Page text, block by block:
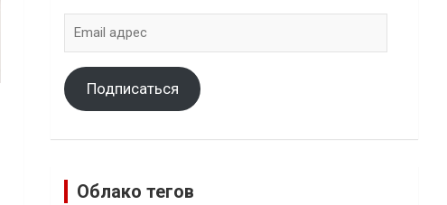
адрес
Подписаться
Облако тегов